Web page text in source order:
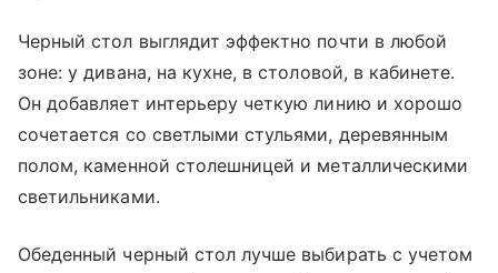
Черный стол выглядит эффектно почти в любой
зоне: у дивана, на кухне, в столовой, в кабинете.
Он добавляет интерьеру четкую линию и хорошо
сочетается со светлыми стульями, деревянным
полом, каменной столешницей и металлическими
светильниками.
Обеденный черный стол лучше выбирать с учетом